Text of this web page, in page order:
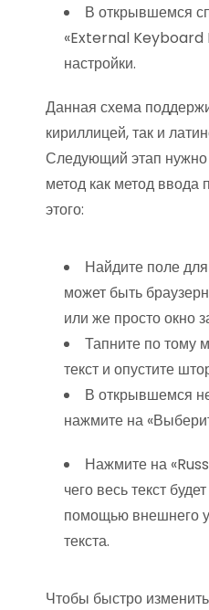
В открывшемся
«External Keyboard
настройки.
Данная схема
кириллицей, так и
Следующий этап
метод как метод ввода
этого:
Найдите поле
может быть
или же просто окно
Тапните по тому
текст и опустите
В открывшемся
нажмите на
Нажмите на
чего весь текст
помощью внешнего
текста.
Чтобы быстро